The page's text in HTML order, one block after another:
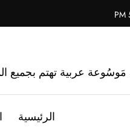
عربية تهتم بجميع
الرئيسية